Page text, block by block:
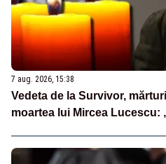
7 aug. 2026, 15:38
Vedeta de la Survivor,
moartea lui Mircea Lucescu: